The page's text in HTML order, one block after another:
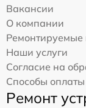
Вакансии
О компании
Ремонтируемые
Наши услуги
Согласие на
Способы оплаты
Ремонт